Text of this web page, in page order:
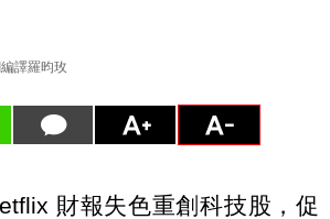
譯羅昀玫
財報失色重創科技股，促